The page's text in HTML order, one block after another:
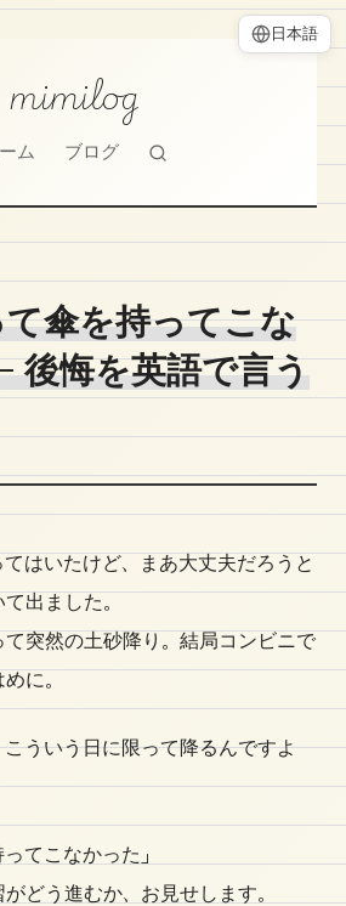
日本語
mimilog
ム ブログ
傘を持ってこな
後悔を英語で言う
はいたけど、まあ大丈夫だろうと
出ました。
て突然の土砂降り。結局コンビニで
に。
ういう日に限って降るんですよ
てこなかった」
どう進むか、お見せします。